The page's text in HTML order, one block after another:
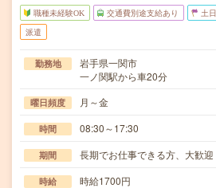
職種未経験OK 交通費別途支給あり 土
派遣
勤務地
岩手県一関市
一ノ関駅から車20分
曜日頻度 月～金
時間 08:30～17:30
期間 長期でお仕事できる方、大歓迎
時給 時給1700円